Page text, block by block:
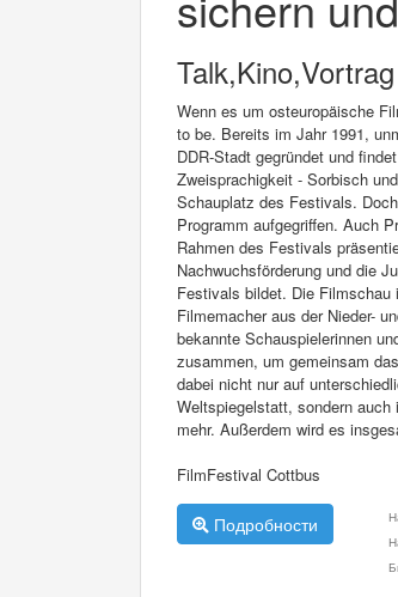
Talk,Kino,Vortrag
Wenn es um osteuropäische
to be. Bereits im Jahr 1991,
DDR-Stadt gegründet und
Zweisprachigkeit - Sorbisch
Schauplatz des Festivals.
Programm aufgegriffen. Auch
Rahmen des Festivals
Nachwuchsförderung und die
Festivals bildet. Die Filmschau
Filmemacher aus der Nieder-
bekannte Schauspielerinnen
zusammen, um gemeinsam
dabei nicht nur auf
Weltspiegelstatt, sondern
mehr. Außerdem wird es
FilmFestival Cottbus
Подробности